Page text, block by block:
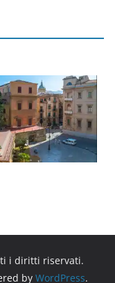
i diritti riservati.
by WordPress.